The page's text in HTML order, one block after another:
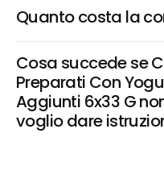
Quanto costa la
Cosa succede se
Preparati Con
Aggiunti 6x33 G
voglio dare